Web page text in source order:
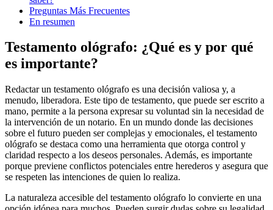
Preguntas Más Frecuentes
En resumen
Testamento ológrafo: ¿Qué es y por qué
es importante?
Redactar un testamento ológrafo es una decisión valiosa y, a
menudo, liberadora. Este tipo de testamento, que puede ser escrito a
mano, permite a la persona expresar su voluntad sin la necesidad de
la intervención de un notario. En un mundo donde las decisiones
sobre el futuro pueden ser complejas y emocionales, el testamento
ológrafo se destaca como una herramienta que otorga control y
claridad respecto a los deseos personales. Además, es importante
porque previene conflictos potenciales entre herederos y asegura que
se respeten las intenciones de quien lo realiza.
La naturaleza accesible del testamento ológrafo lo convierte en una